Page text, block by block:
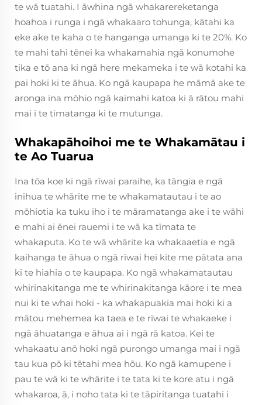
te wā tuatahi. I āwhina ngā whakarereketanga
hoahoa i runga i ngā whakaaro tohunga, kātahi ka
eke ake te kaha o te hanganga umanga ki te 20%. Ko
te mahi tahi tēnei ka whakamahia ngā konumohe
tika e tō ana ki ngā here mekameka i te wā kotahi ka
pai hoki ki te āhua. Ko ngā kaupapa he māmā ake te
aronga ina mōhio ngā kaimahi katoa ki ā rātou mahi
mai i te timatanga ki te mutunga.
Whakapāhoihoi me te Whakamātau i
te Ao Tuarua
Ina tōa koe ki ngā rīwai paraihe, ka tāngia e ngā
inihua te whārite me te whakamatautau i te ao
mōhiotia ka tuku iho i te māramatanga ake i te wāhi
e mahi ai ēnei rauemi i te wā ka tīmata te
whakaputa. Ko te wā whārite ka whakaaetia e ngā
kaihanga te āhua o ngā rīwai hei kite me pātata ana
ki te hiahia o te kaupapa. Ko ngā whakamatautau
whirinakitanga me te whirinakitanga kāore i te mea
nui ki te whai hoki - ka whakapuakia mai hoki ki a
mātou mehemea ka taea e te rīwai te whakaeke i
ngā āhuatanga e āhua ai i ngā rā katoa. Kei te
whakaatu anō hoki ngā purongo umanga mai i ngā
tau kua pō ki tētahi mea hōu. Ko ngā kamupene i
pau te wā ki te whārite i te tata ki te kore atu i ngā
whakaroa, ā, i noho tata ki te tāpiritanga tuatahi i